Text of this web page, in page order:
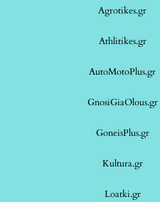
Agrotikes.gr
Athlitikes.gr
AutoMotoPlus.gr
GnosiGiaOlous.gr
GoneisPlus.gr
Kultura.gr
Loatki.gr